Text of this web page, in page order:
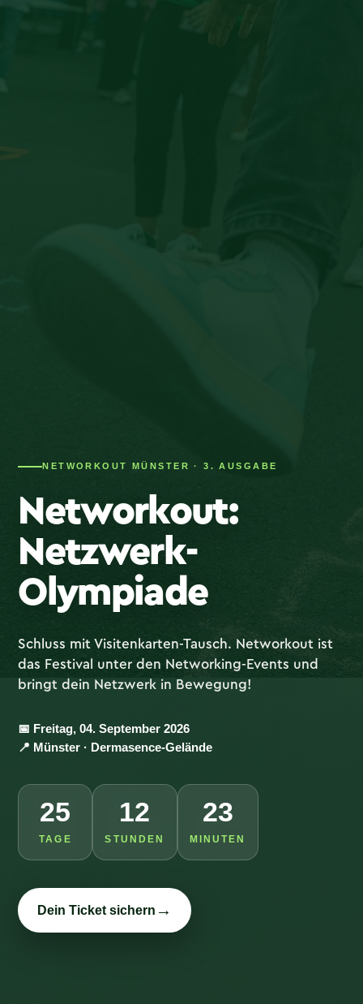
NETWORKOUT MÜNSTER · 3. AUSGABE
Networkout:
Netzwerk-
Olympiade
Schluss mit Visitenkarten-Tausch. Networkout ist
das Festival unter den Networking-Events und
bringt dein Netzwerk in Bewegung!
📅 Freitag, 04. September 2026
📍 Münster · Dermasence-Gelände
25
TAGE
12
STUNDEN
23
MINUTEN
Dein Ticket sichern →